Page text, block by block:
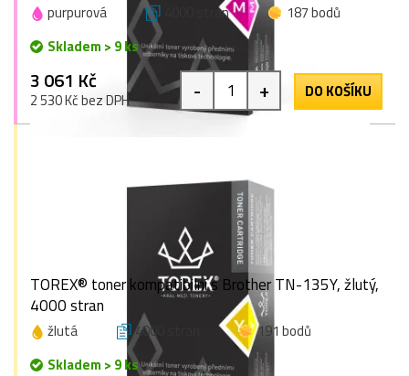
purpurová 4000 stran
187 bodů
Skladem > 9 ks
3 061 Kč
2 530 Kč bez DPH - + DO KOŠÍKU
TOREX® toner kompatibilní s Brother TN-135Y, žlutý,
4000 stran
žlutá 4000 stran
191 bodů
Skladem > 9 ks